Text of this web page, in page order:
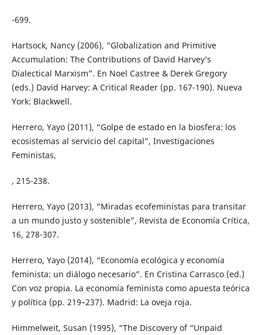
-699.
Hartsock, Nancy (2006), “Globalization and Primitive
Accumulation: The Contributions of David Harvey’s
Dialectical Marxism”. En Noel Castree & Derek Gregory
(eds.) David Harvey: A Critical Reader (pp. 167-190). Nueva
York: Blackwell.
Herrero, Yayo (2011), “Golpe de estado en la biosfera: los
ecosistemas al servicio del capital”, Investigaciones
Feministas,
, 215-238.
Herrero, Yayo (2013), “Miradas ecofeministas para transitar
a un mundo justo y sostenible”, Revista de Economía Crítica,
16, 278-307.
Herrero, Yayo (2014), “Economía ecológica y economía
feminista: un diálogo necesario”. En Cristina Carrasco (ed.)
Con voz propia. La economía feminista como apuesta teórica
y política (pp. 219–237). Madrid: La oveja roja.
Himmelweit, Susan (1995), “The Discovery of “Unpaid